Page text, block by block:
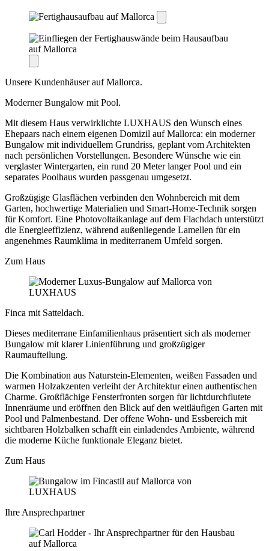
Unsere Kundenhäuser auf Mallorca.
Moderner Bungalow mit Pool.
Mit diesem Haus verwirklichte LUXHAUS den Wunsch eines
Ehepaars nach einem eigenen Domizil auf Mallorca: ein moderner
Bungalow mit individuellem Grundriss, geplant vom Architekten
nach persönlichen Vorstellungen. Besondere Wünsche wie ein
verglaster Wintergarten, ein rund 20 Meter langer Pool und ein
separates Poolhaus wurden passgenau umgesetzt.
Großzügige Glasflächen verbinden den Wohnbereich mit dem
Garten, hochwertige Materialien und Smart-Home-Technik sorgen
für Komfort. Eine Photovoltaikanlage auf dem Flachdach unterstützt
die Energieeffizienz, während außenliegende Lamellen für ein
angenehmes Raumklima in mediterranem Umfeld sorgen.
Zum Haus
Finca mit Satteldach.
Dieses mediterrane Einfamilienhaus präsentiert sich als moderner
Bungalow mit klarer Linienführung und großzügiger
Raumaufteilung.
Die Kombination aus Naturstein-Elementen, weißen Fassaden und
warmen Holzakzenten verleiht der Architektur einen authentischen
Charme. Großflächige Fensterfronten sorgen für lichtdurchflutete
Innenräume und eröffnen den Blick auf den weitläufigen Garten mit
Pool und Palmenbestand. Der offene Wohn- und Essbereich mit
sichtbaren Holzbalken schafft ein einladendes Ambiente, während
die moderne Küche funktionale Eleganz bietet.
Zum Haus
Ihre Ansprechpartner